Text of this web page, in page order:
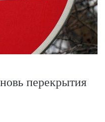
перекрытия